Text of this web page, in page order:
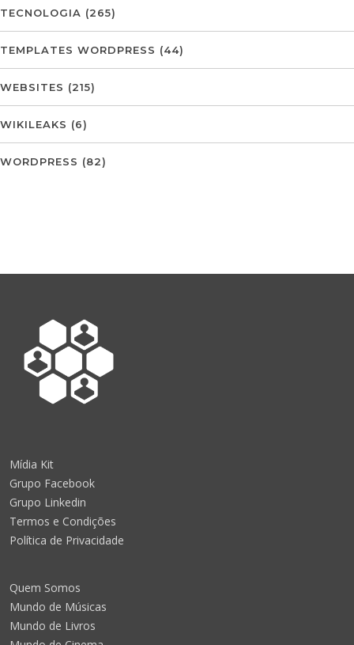
TECNOLOGIA (265)
TEMPLATES WORDPRESS (44)
WEBSITES (215)
WIKILEAKS (6)
WORDPRESS (82)
Mídia Kit
Grupo Facebook
Grupo Linkedin
Termos e Condições
Política de Privacidade
Quem Somos
Mundo de Músicas
Mundo de Livros